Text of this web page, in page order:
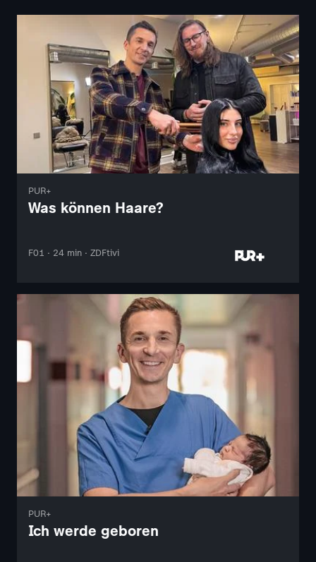
PUR+
Was können Haare?
F01 · 24 min · ZDFtivi
PUR+
Ich werde geboren